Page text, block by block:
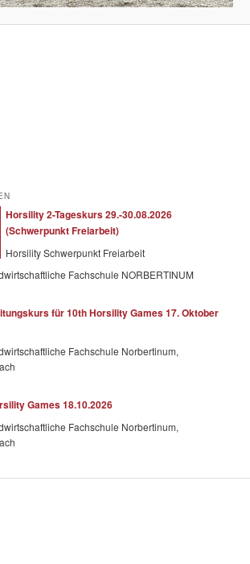
Horsility 2-Tageskurs 29.-30.08.2026
(Schwerpunkt Freiarbeit)
Horsility Schwerpunkt Freiarbeit
Fachschule NORBERTINUM
für 10th Horsility Games 17. Oktober
Fachschule Norbertinum,
Games 18.10.2026
Fachschule Norbertinum,